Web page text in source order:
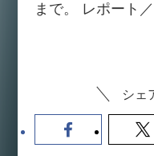
まで。 レポート
シェ